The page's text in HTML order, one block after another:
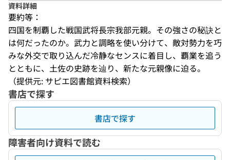
資料詳細
要約等：
四国を制覇した戦国武将長宗我部元親。その強さの秘訣と
は何だったのか。武力と調略を使い分けて、敵対勢力を巧
みな外交で取り込んだ冷静なセンスに着目し、覇業を追う
とともに、土佐の史跡を辿り、新たな元親像に迫る。
（提供元: サピエ図書館資料検索）
書店で探す
書店で探す
障害者向け資料で読む